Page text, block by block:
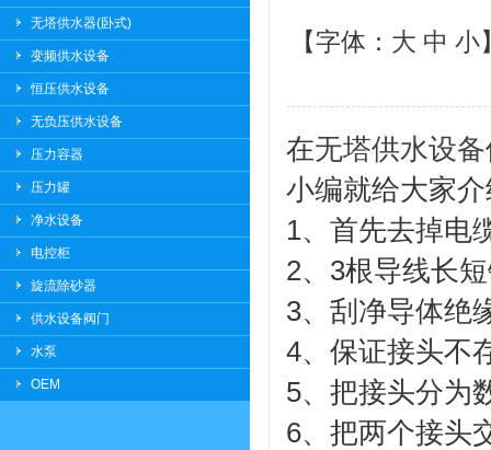
无塔供水器(卧式)
变频供水设备
恒压供水设备
无负压供水设备
压力容器
压力罐
净水设备
电控柜
旋流除砂器
供水设备阀门
水泵
OEM
【字体： 大 中 小
在无塔供水设备
小编就给大家
1、首先去掉电
2、3根导线长
3、刮净导体绝
4、保证接头不
5、把接头分为
6、把两个接头